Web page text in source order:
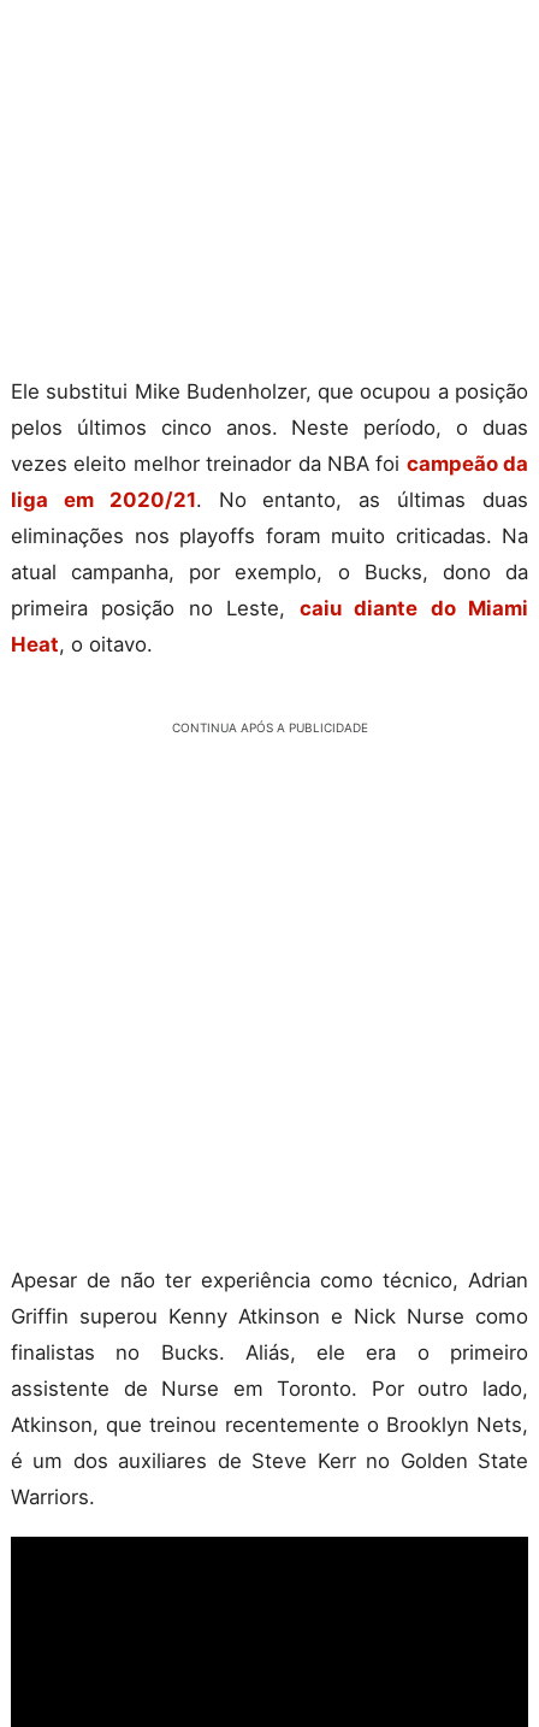
Ele substitui Mike Budenholzer, que ocupou a posição
pelos últimos cinco anos. Neste período, o duas
vezes eleito melhor treinador da NBA foi campeão da
liga em 2020/21. No entanto, as últimas duas
eliminações nos playoffs foram muito criticadas. Na
atual campanha, por exemplo, o Bucks, dono da
primeira posição no Leste, caiu diante do Miami
Heat, o oitavo.
CONTINUA APÓS A PUBLICIDADE
Apesar de não ter experiência como técnico, Adrian
Griffin superou Kenny Atkinson e Nick Nurse como
finalistas no Bucks. Aliás, ele era o primeiro
assistente de Nurse em Toronto. Por outro lado,
Atkinson, que treinou recentemente o Brooklyn Nets,
é um dos auxiliares de Steve Kerr no Golden State
Warriors.